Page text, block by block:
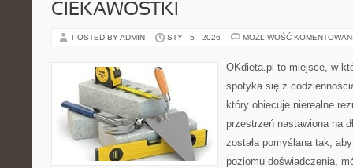
CIEKAWOSTKI
POSTED BY ADMIN STY - 5 - 2026 MOŻLIWOŚĆ
OKdieta.pl to miejsce, w
spotyka się z
który obiecuje nierealne
przestrzeń nastawiona na
została pomyślana tak,
poziomu doświadczenia,